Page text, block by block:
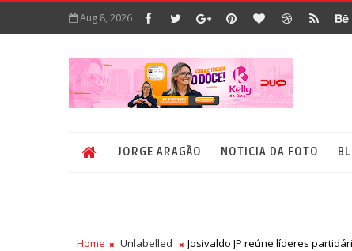
Aug 8, 2026
JORGE ARAGÃO NOTICIA DA FOTO
Home Unlabelled Josivaldo JP reúne líderes